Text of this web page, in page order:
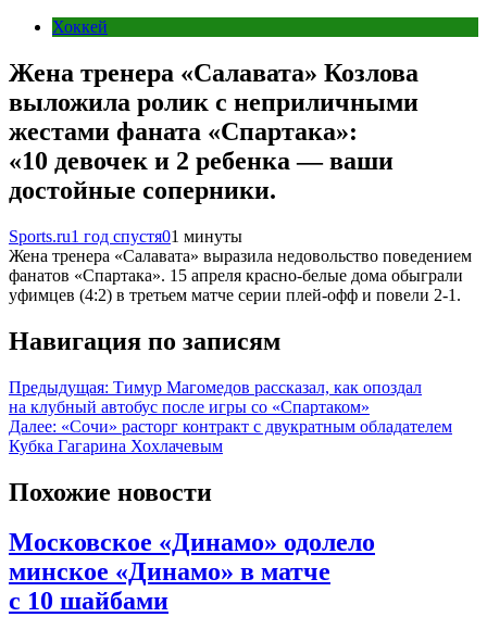
Хоккей
Жена тренера «Салавата» Козлова
выложила ролик с неприличными
жестами фаната «Спартака»:
«10 девочек и 2 ребенка — ваши
достойные соперники.
Sports.ru1 год спустя01 минуты
Жена тренера «Салавата» выразила недовольство поведением
фанатов «Спартака». 15 апреля красно-белые дома обыграли
уфимцев (4:2) в третьем матче серии плей-офф и повели 2-1.
Навигация по записям
Предыдущая: Тимур Магомедов рассказал, как опоздал
на клубный автобус после игры со «Спартаком»
Далее: «Сочи» расторг контракт с двукратным обладателем
Кубка Гагарина Хохлачевым
Похожие новости
Московское «Динамо» одолело
минское «Динамо» в матче
с 10 шайбами